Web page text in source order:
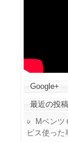
Google+
最近の投稿
Mベンツ
ビス使った